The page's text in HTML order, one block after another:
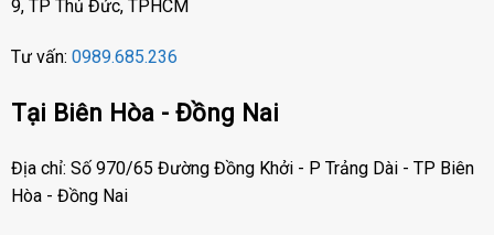
9, TP Thủ Đức, TPHCM
Tư vấn: 0989.685.236
Tại Biên Hòa - Đồng Nai
Địa chỉ: Số 970/65 Đường Đồng Khởi - P Trảng Dài - TP Biên
Hòa - Đồng Nai